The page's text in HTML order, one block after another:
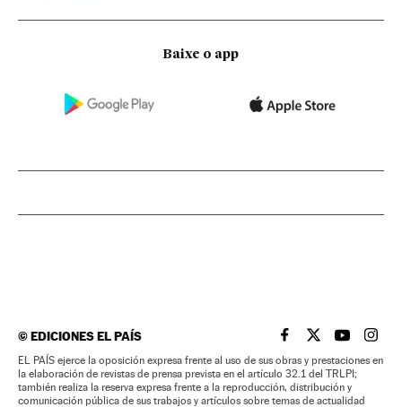
Baixe o app
©EDICIONES EL PAÍS EL PAÍS BRASIL EN
EL PAÍSEL PAÍS
EL
EL PAÍS ejerce la oposición expresa frente al uso de sus obras y prestaciones en
la elaboración de revistas de prensa prevista en el artículo 32.1 del TRLPI;
también realiza la reserva expresa frente a la reproducción, distribución y
comunicación pública de sus trabajos y artículos sobre temas de actualidad